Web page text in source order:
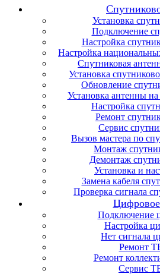
Установка
Подключение
Настройка
Настройка
Спутниковая
Установка
Обновление
Установка антенны
Настройка
Ремонт
Сервис
Вызов мастера по
Монтаж
Демонтаж
Установка и
Замена кабеля
Проверка сигнала
Подключение
Настройка
Нет сигнала
Ремонт
Ремонт
Сервис